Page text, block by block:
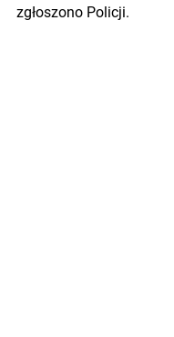
zgłoszono Policji.